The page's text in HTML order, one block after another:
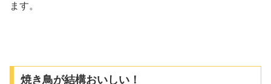
ます。
焼き鳥が結構おいしい！